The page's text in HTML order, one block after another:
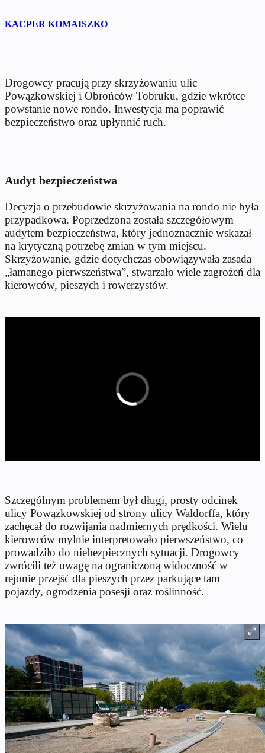
KACPER KOMAISZKO
Drogowcy pracują przy skrzyżowaniu ulic
Powązkowskiej i Obrońców Tobruku, gdzie wkrótce
powstanie nowe rondo. Inwestycja ma poprawić
bezpieczeństwo oraz upłynnić ruch.
Audyt bezpieczeństwa
Decyzja o przebudowie skrzyżowania na rondo nie była
przypadkowa. Poprzedzona została szczegółowym
audytem bezpieczeństwa, który jednoznacznie wskazał
na krytyczną potrzebę zmian w tym miejscu.
Skrzyżowanie, gdzie dotychczas obowiązywała zasada
„łamanego pierwszeństwa”, stwarzało wiele zagrożeń dla
kierowców, pieszych i rowerzystów.
Szczególnym problemem był długi, prosty odcinek
ulicy Powązkowskiej od strony ulicy Waldorffa, który
zachęcał do rozwijania nadmiernych prędkości. Wielu
kierowców mylnie interpretowało pierwszeństwo, co
prowadziło do niebezpiecznych sytuacji. Drogowcy
zwrócili też uwagę na ograniczoną widoczność w
rejonie przejść dla pieszych przez parkujące tam
pojazdy, ogrodzenia posesji oraz roślinność.